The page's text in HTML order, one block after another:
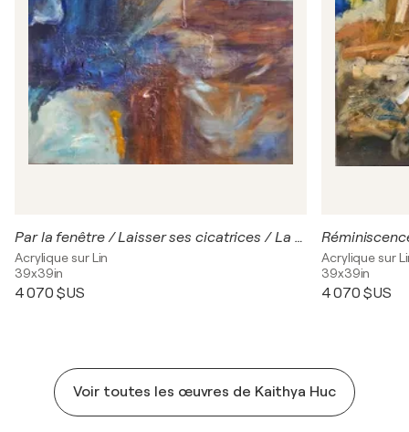
Par la fenêtre / Laisser ses cicatrices / La vie fait la roue
Acrylique sur Lin
39x39in
4 070 $US
Acrylique sur
39x39in
4 070 $US
Voir toutes les œuvres de Kaithya Huc